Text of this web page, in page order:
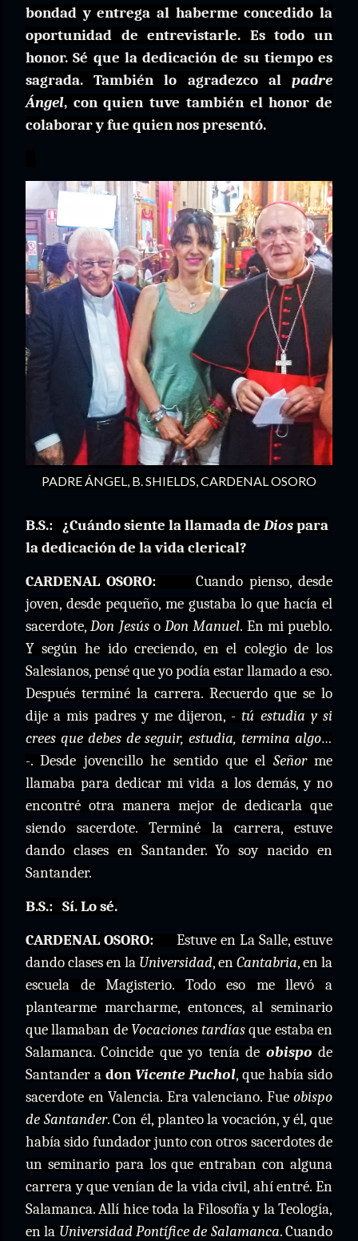
bondad y entrega al haberme concedido la
oportunidad de entrevistarle. Es todo un
honor. Sé que la dedicación de su tiempo es
sagrada. También lo agradezco al padre
Ángel, con quien tuve también el honor de
colaborar y fue quien nos presentó.
PADRE ÁNGEL, B. SHIELDS, CARDENAL OSORO
B.S.: ¿Cuándo siente la llamada de Diospara
la dedicación de la vida clerical?
CARDENAL OSORO:
Cuando pienso, desde
joven, desde pequeño, me gustaba lo que hacía el
sacerdote,Don Jesúso Don Manuel. En mi pueblo.
Y según he ido creciendo, en el colegio de los
Salesianos, pensé que yo podía estar llamado a eso.
Después terminé la carrera. Recuerdo que se lo
dije a mis padres y me dijeron, - tú estudia y si
crees que debes de seguir, estudia, termina algo…
-. Desde jovencillo he sentido que el Señorme
llamaba para dedicar mi vida a los demás, y no
encontré otra manera mejor de dedicarla que
siendo sacerdote. Terminé la carrera, estuve
dando clases en Santander. Yo soy nacido en
Santander.
B.S.: Sí. Lo sé.
CARDENAL OSORO:
Estuve en La Salle, estuve
dando clases en la Universidad, enCantabria, en la
escuela de Magisterio. Todo eso me llevó a
plantearme marcharme, entonces, al seminario
que llamaban de Vocaciones tardíasque estaba en
Salamanca. Coincide que yo tenía de obispo de
Santander a don Vicente Puchol, que había sido
sacerdote en Valencia. Era valenciano. Fue obispo
de Santander. Con él, planteo la vocación, y él, que
había sido fundador junto con otros sacerdotes de
un seminario para los que entraban con alguna
carrera y que venían de la vida civil, ahí entré. En
Salamanca. Allí hice toda la Filosofía y la Teología,
en la Universidad Pontífice de Salamanca. Cuando